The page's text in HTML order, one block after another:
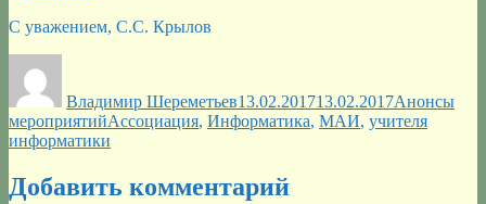
С уважением, C.C. Крылов
Владимир Шереметьев13.02.201713.02.2017Анонсы
мероприятийМетки
Ассоциация, Информатика, МАИ, учителя
информатики
Добавить комментарий